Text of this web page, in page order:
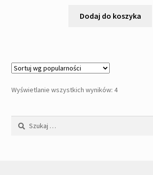
Dodaj do koszyka
Wyświetlanie wszystkich wyników: 4Posortowane
Szukaj: